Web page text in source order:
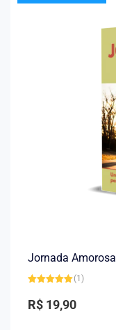
Jornada Amorosa
5.00 de 5
(1)
R$ 19,90